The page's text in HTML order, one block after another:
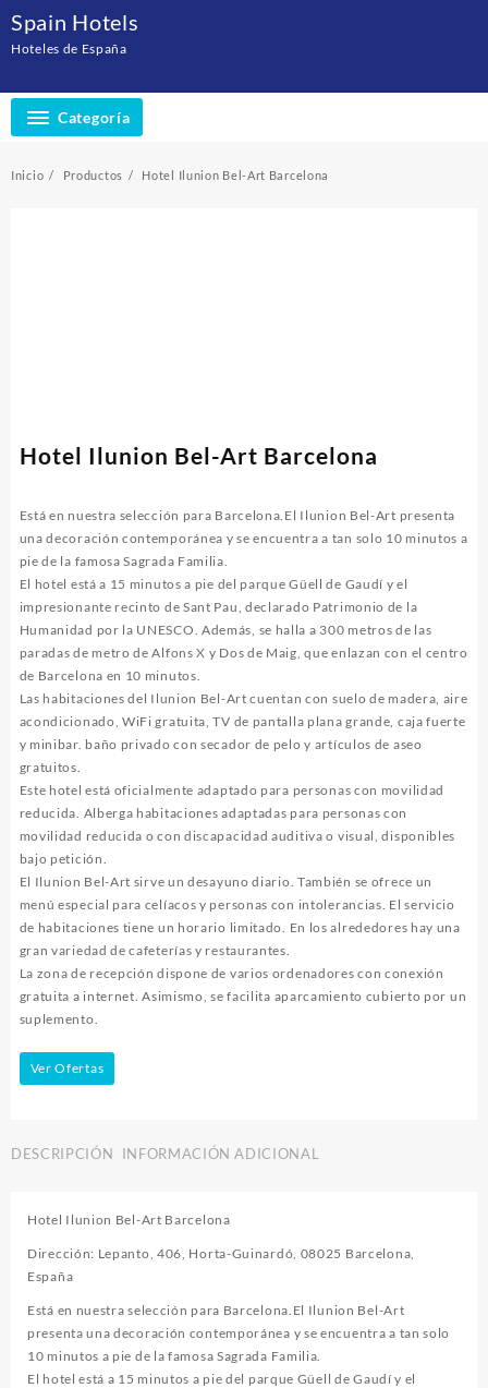
contenido
Spain Hotels
Hoteles de España
Categoría
Inicio Productos Hotel Ilunion Bel-Art Barcelona
Hotel Ilunion Bel-Art Barcelona
Está en nuestra selección para Barcelona.El Ilunion Bel-Art presenta
una decoración contemporánea y se encuentra a tan solo 10 minutos a
pie de la famosa Sagrada Familia.
El hotel está a 15 minutos a pie del parque Güell de Gaudí y el
impresionante recinto de Sant Pau, declarado Patrimonio de la
Humanidad por la UNESCO. Además, se halla a 300 metros de las
paradas de metro de Alfons X y Dos de Maig, que enlazan con el centro
de Barcelona en 10 minutos.
Las habitaciones del Ilunion Bel-Art cuentan con suelo de madera, aire
acondicionado, WiFi gratuita, TV de pantalla plana grande, caja fuerte
y minibar. baño privado con secador de pelo y artículos de aseo
gratuitos.
Este hotel está oficialmente adaptado para personas con movilidad
reducida. Alberga habitaciones adaptadas para personas con
movilidad reducida o con discapacidad auditiva o visual, disponibles
bajo petición.
El Ilunion Bel-Art sirve un desayuno diario. También se ofrece un
menú especial para celíacos y personas con intolerancias. El servicio
de habitaciones tiene un horario limitado. En los alrededores hay una
gran variedad de cafeterías y restaurantes.
La zona de recepción dispone de varios ordenadores con conexión
gratuita a internet. Asimismo, se facilita aparcamiento cubierto por un
suplemento.
Ver Ofertas
DESCRIPCIÓN INFORMACIÓN ADICIONAL
Hotel Ilunion Bel-Art Barcelona
Dirección: Lepanto, 406, Horta-Guinardó, 08025 Barcelona,
España
Está en nuestra selección para Barcelona.El Ilunion Bel-Art
presenta una decoración contemporánea y se encuentra a tan solo
10 minutos a pie de la famosa Sagrada Familia.
El hotel está a 15 minutos a pie del parque Güell de Gaudí y el